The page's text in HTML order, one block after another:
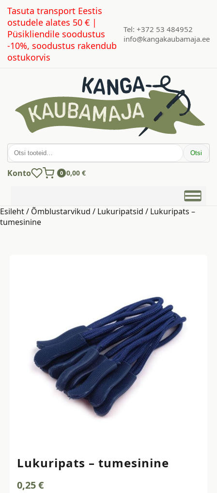
Tasuta transport Eestis
ostudele alates 50 € |
Püsikliendile soodustus
-10%, soodustus rakendub
ostukorvis
Tel: +372 53 484952
info@kangakaubamaja.ee
Otsi: Otsi
Konto 0 0,00 €
Esileht/ Õmblustarvikud / Lukuripatsid / Lukuripats –
tumesinine
Lukuripats – tumesinine
0,25€